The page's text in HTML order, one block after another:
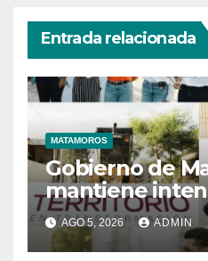
Entrada relacionada
MATAMOROS
Gobierno de
mantiene
territorio
AGO 5, 2026 ADMIN